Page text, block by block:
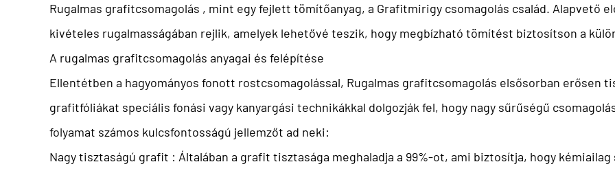
Rugalmas grafitcsomagolás , mint egy fejlett tömítőanyag, a Grafitmirigy csomagolás család. Alapvető
kivételes rugalmasságában rejlik, amelyek lehetővé teszik, hogy megbízható tömítést biztosítson a
A rugalmas grafitcsomagolás anyagai és felépítése
Ellentétben a hagyományos fonott rostcsomagolással, Rugalmas grafitcsomagolás elsősorban erősen
grafitfóliákat speciális fonási vagy kanyargási technikákkal dolgozják fel, hogy nagy sűrűségű
folyamat számos kulcsfontosságú jellemzőt ad neki:
Nagy tisztaságú grafit : Általában a grafit tisztasága meghaladja a 99%-ot, ami biztosítja, hogy